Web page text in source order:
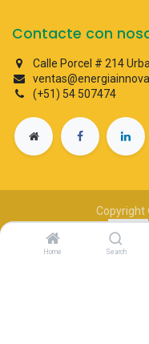
Home Search
Contacte con
Calle Porcel # 214
(+51) 54 507474
Copyright